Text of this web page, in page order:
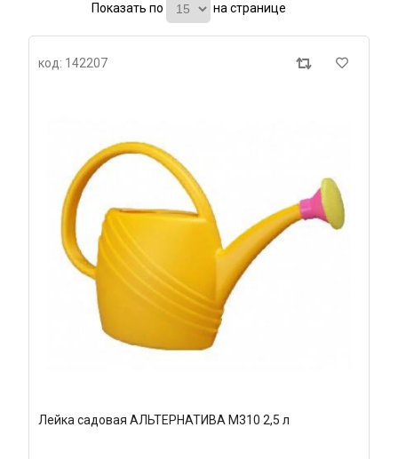
Показать по
на странице
код: 142207
Лейка садовая АЛЬТЕРНАТИВА М310 2,5 л